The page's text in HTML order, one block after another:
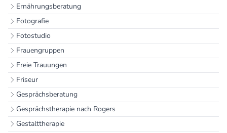
Ernährungsberatung
Fotografie
Fotostudio
Frauengruppen
Freie Trauungen
Friseur
Gesprächsberatung
Gesprächstherapie nach Rogers
Gestalttherapie